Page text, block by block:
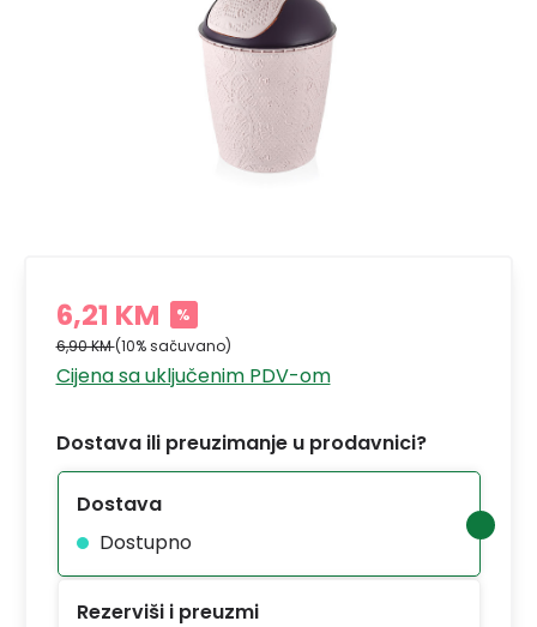
6,21 KM %
6,90 KM(10% sačuvano)
Cijena sa uključenim PDV-om
Dostava ili preuzimanje u prodavnici?
Dostava
Dostupno
Rezerviši i preuzmi